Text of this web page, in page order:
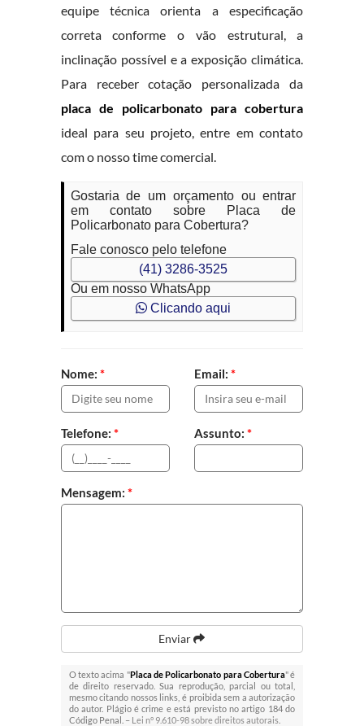
equipe técnica orienta a especificação
correta conforme o vão estrutural, a
inclinação possível e a exposição climática.
Para receber cotação personalizada da
placa de policarbonato para cobertura
ideal para seu projeto, entre em contato
com o nosso time comercial.
Gostaria de um orçamento ou entrar
em contato sobre Placa de
Policarbonato para Cobertura?
Fale conosco pelo telefone
(41) 3286-3525
Ou em nosso WhatsApp
Clicando aqui
Nome: * Email: *
Telefone: * Assunto: *
Mensagem: *
Enviar
O texto acima "Placa de Policarbonato para Cobertura" é
de direito reservado. Sua reprodução, parcial ou total,
mesmo citando nossos links, é proibida sem a autorização
do autor. Plágio é crime e está previsto no artigo 184 do
Código Penal. – Lei n° 9.610-98 sobre direitos autorais.